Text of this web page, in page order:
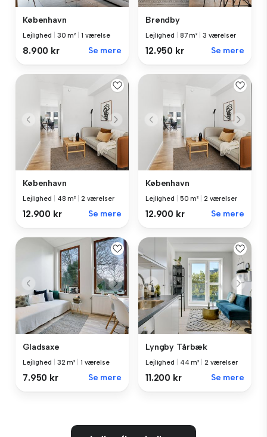
København
Lejlighed 30 m² 1 værelse
8.900 kr Se mere
Brøndby
Lejlighed 87 m² 3 værelser
12.950 kr Se mere
København
Lejlighed 48 m² 2 værelser
12.900 kr Se mere
København
Lejlighed 50 m² 2 værelser
12.900 kr Se mere
Gladsaxe
Lejlighed 32 m² 1 værelse
7.950 kr Se mere
Lyngby Tårbæk
Lejlighed 44 m² 2 værelser
11.200 kr Se mere